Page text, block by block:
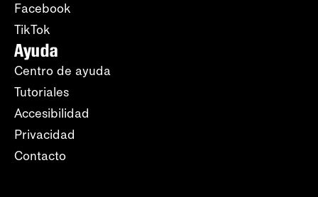
Facebook
TikTok
Ayuda
Centro de ayuda
Tutoriales
Accesibilidad
Privacidad
Contacto